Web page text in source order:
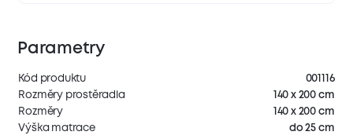
Parametry
Kód produktu
001116
Rozměry prostěradla
140 x 200 cm
Rozměry
140 x 200 cm
Výška matrace
do 25 cm